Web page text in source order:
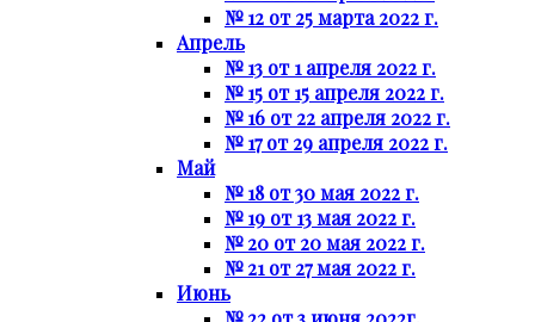
№ 12 от 25 марта 2022 г.
Апрель
№ 13 от 1 апреля 2022 г.
№ 15 от 15 апреля 2022 г.
№ 16 от 22 апреля 2022 г.
№ 17 от 29 апреля 2022 г.
Май
№ 18 от 30 мая 2022 г.
№ 19 от 13 мая 2022 г.
№ 20 от 20 мая 2022 г.
№ 21 от 27 мая 2022 г.
Июнь